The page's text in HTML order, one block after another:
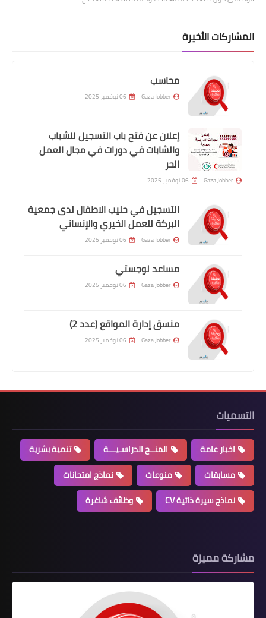
المشاركات الأخيرة
محاسب
Gaza Jobber 06 نوفمبر 2025
إعلان عن فتح باب التسجيل للشباب
والشابات في دورات في مجال العمل
الحر
Gaza Jobber 06 نوفمبر 2025
التسجيل في حليب الاطفال لدى جمعية
البركة للعمل الخيري والإنساني
Gaza Jobber 06 نوفمبر 2025
مساعد لوجستي
Gaza Jobber 06 نوفمبر 2025
منسق إدارة المواقع (عدد 2)
Gaza Jobber 06 نوفمبر 2025
التسميات
اخبار عامة المنــح الدراسـيـــة
تنمية بشرية
مسابقات
منوعات
نماذج امتحانات
نماذج سيرة ذاتية CV
وظائف شاغرة
مشاركة مميزة